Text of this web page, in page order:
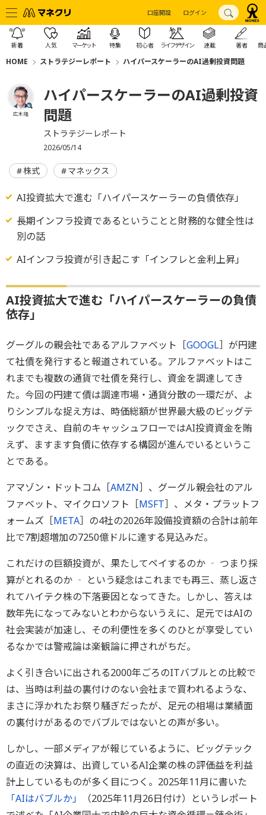
口座開設 ログイン
新着 人気 マーケット 特集 初心者 ライフデザイン 連載 著者 商
HOME ストラテジーレポート ハイパースケーラーのAI過剰投資問題
広木 隆
ハイパースケーラーのAI過剰投資
問題
ストラテジーレポート
2026/05/14
株式 マネックス
AI投資拡大で進む「ハイパースケーラーの負債依存」
長期インフラ投資であるということと財務的な健全性は
別の話
AIインフラ投資が引き起こす「インフレと金利上昇」
AI投資拡大で進む「ハイパースケーラーの負債
依存」
グーグルの親会社であるアルファベット［GOOGL］が円建
て社債を発行すると報道されている。アルファベットはこ
れまでも複数の通貨で社債を発行し、資金を調達してき
た。今回の円建て債は調達市場・通貨分散の一環だが、よ
りシンプルな捉え方は、時価総額が世界最大級のビッグテ
ックでさえ、自前のキャッシュフローではAI投資資金を賄
えず、ますます負債に依存する構図が進んでいるというこ
とである。
アマゾン・ドットコム［AMZN］、グーグル親会社のアル
ファベット、マイクロソフト［MSFT］、メタ・プラットフ
ォームズ［META］の4社の2026年設備投資額の合計は前年
比で7割超増加の7250億ドルに達する見込みだ。
これだけの巨額投資が、果たしてペイするのか ‐ つまり採
算がとれるのか ‐ という疑念はこれまでも再三、蒸し返さ
れてハイテク株の下落要因となってきた。しかし、答えは
数年先になってみないとわからないうえに、足元ではAIの
社会実装が加速し、その利便性を多くのひとが享受してい
るなかでは警戒論は楽観論に押されがちだ。
よく引き合いに出される2000年ごろのITバブルとの比較で
は、当時は利益の裏付けのない会社まで買われるような、
まさに浮かれたお祭り騒ぎだったが、足元の相場は業績面
の裏付けがあるのでバブルではないとの声が多い。
しかし、一部メディアが報じているように、ビッグテック
の直近の決算は、出資しているAI企業の株の評価益を利益
計上しているものが多く目につく。2025年11月に書いた
「AIはバブルか」
（2025年11月26日付け）というレポート